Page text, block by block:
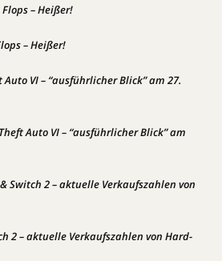
Flops – Heißer!
– Heißer!
VI – “ausführlicher Blick” am 27.
Auto VI – “ausführlicher Blick” am
Switch 2 – aktuelle Verkaufszahlen von
2 – aktuelle Verkaufszahlen von Hard-